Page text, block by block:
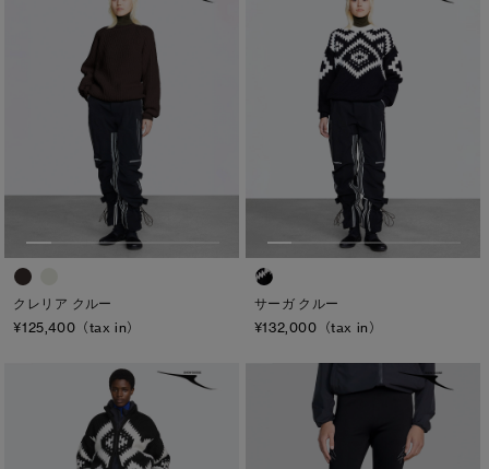
クレリア クルー
¥125,400（tax in）
サーガ クルー
¥132,000（tax in）